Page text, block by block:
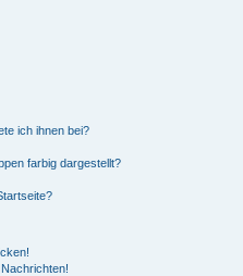
ich ihnen bei?
farbig dargestellt?